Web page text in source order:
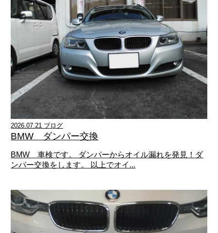
2026.07.21 ブログ
BMW ダンパー交換
BMW 車検です。 ダンパーからオイル漏れを発見！ダ
ンパー交換をします。 以上でオイ...